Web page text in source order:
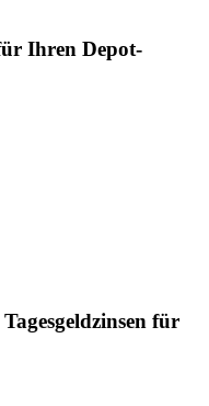
Ihren Depot-
für